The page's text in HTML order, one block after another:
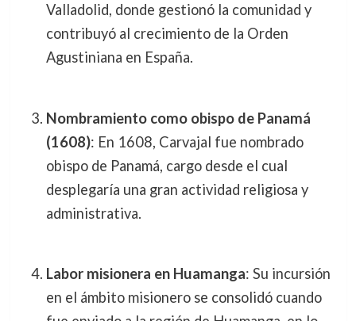
Valladolid, donde gestionó la comunidad y
contribuyó al crecimiento de la Orden
Agustiniana en España.
Nombramiento como obispo de Panamá
(1608): En 1608, Carvajal fue nombrado
obispo de Panamá, cargo desde el cual
desplegaría una gran actividad religiosa y
administrativa.
Labor misionera en Huamanga: Su incursión
en el ámbito misionero se consolidó cuando